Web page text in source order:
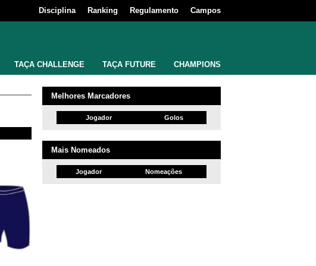
Disciplina Ranking Regulamento Campos
TAÇA CHALLENGE TAÇA FUTURE CHAMPIONS
Melhores Marcadores
Jogador Golos
Mais Nomeados
Jogador Nomeações